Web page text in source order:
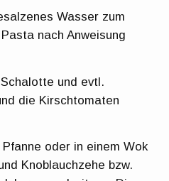
Wasser zum
nach Anweisung
und evtl.
die Kirschtomaten
oder in einem Wok
Knoblauchzehe bzw.